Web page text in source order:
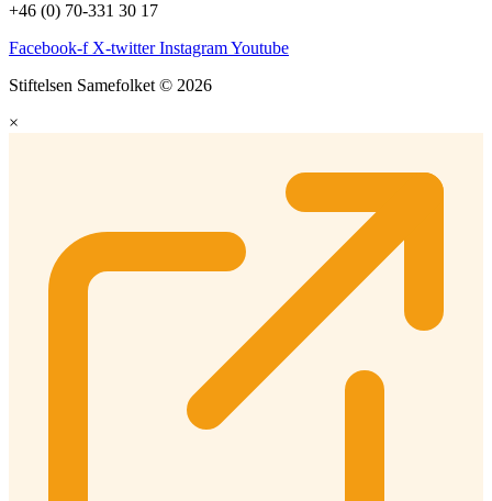
+46 (0) 70-331 30 17
Facebook-f X-twitter InstagramYoutube
Stiftelsen Samefolket © 2026
×